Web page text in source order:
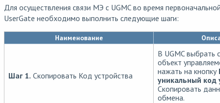
Для осуществления связи МЭ с UGMC во время
UserGate необходимо выполнить следующие шаги:
Наименование
Шаг 1. Скопировать Код устройства
В UGMC выбрать
объект
нажать на кнопку
уникальный код
Скопировать
обмена.